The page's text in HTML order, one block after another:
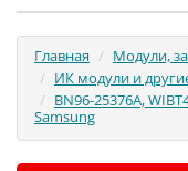
Главная Модули,
ИК модули и
BN96-25376A,
Samsung